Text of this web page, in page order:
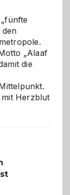
den
„Alaaf
die
Herzblut